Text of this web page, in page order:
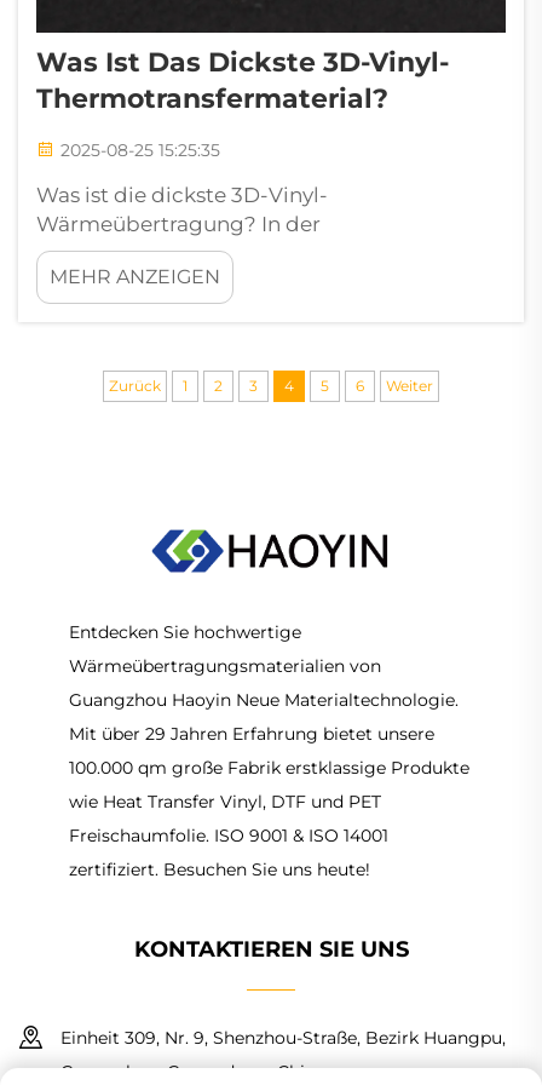
Was Ist Das Dickste 3D-Vinyl-
Thermotransfermaterial?
2025-08-25 15:25:35
Was ist die dickste 3D-Vinyl-
Wärmeübertragung? In der
Bekleidungskultur ist Wärmeübertragung
Vinyl (HTV) eines der beliebtesten Materialien
für die Anpassung von Kleidung, Taschen,
für seine Vielseitigkeit geschätzt, seine
einfache Anwendung, eine...
MEHR ANZEIGEN
Zurück 1 2 3 4 5 6 Weiter
Entdecken Sie hochwertige
Wärmeübertragungsmaterialien von
Guangzhou Haoyin Neue Materialtechnologie.
Mit über 29 Jahren Erfahrung bietet unsere
100.000 qm große Fabrik erstklassige Produkte
wie Heat Transfer Vinyl, DTF und PET
Freischaumfolie. ISO 9001 & ISO 14001
zertifiziert. Besuchen Sie uns heute!
KONTAKTIEREN SIE UNS
Einheit 309, Nr. 9, Shenzhou-Straße, Bezirk Huangpu,
Guangzhou, Guangdong, China